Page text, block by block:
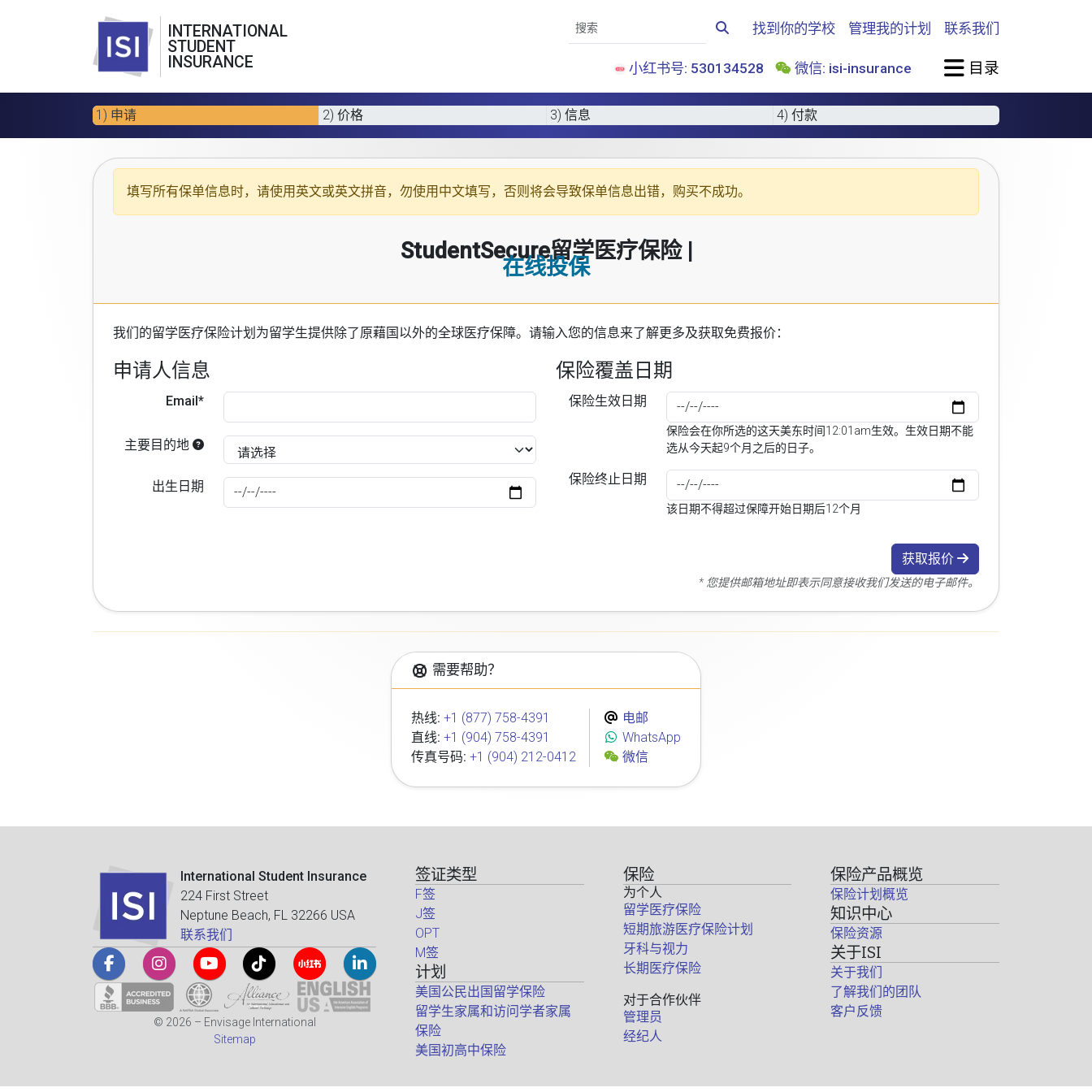
INTERNATIONAL
STUDENT
INSURANCE
找到你的学校 管理我的计划 联系我们
小红书号: 530134528 微信: isi-insurance 目录
1) 申请 2) 价格 3) 信息 4) 付款
填写所有保单信息时，请使用 英文或英文拼音，勿使用中文填写，否则将会导致保单信息出错，购买不成功。
StudentSecure留学医疗保险 |
在线投保
我们的留学医疗保险计划 为留学生提供除了原藉国以外的全球医疗保障。请输入您的信息来了解更多及获取免费报价：
申请人信息
Email*
主要目的地
出生日期
保险覆盖日期
保险生效日期
保险会在你所选的这天美东时间12:01am生效。生效日期不能
选从今天起9个月之后的日子。
保险终止日期
该日期不得超过保障开始日期后12个月
获取报价
* 您提供邮箱地址即表示同意接收我们发送的电子邮件。
需要帮助？
热线: +1 (877) 758-4391
直线: +1 (904) 758-4391
传真号码: +1 (904) 212-0412
电邮
WhatsApp
微信
International Student Insurance
224 First Street
Neptune Beach, FL 32266 USA
联系我们
© 2026 – Envisage International
Sitemap
签证类型
F签
J签
OPT
M签
计划
美国公民出国留学保险
留学生家属和访问学者家属
保险
美国初高中保险
保险
为个人
留学医疗保险
短期旅游医疗保险计划
牙科与视力
长期医疗保险
对于合作伙伴
管理员
经纪人
保险产品概览
保险计划概览
知识中心
保险资源
关于ISI
关于我们
了解我们的团队
客户反馈